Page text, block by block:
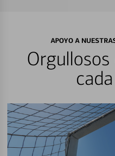
APOYO A